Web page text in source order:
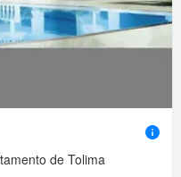
de Tolima